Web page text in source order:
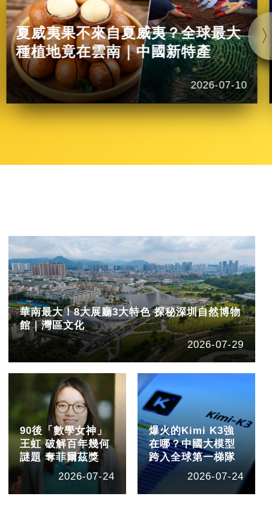
夏威夷果不來自夏威夷？全球最大
種植地竟在雲南｜中國新特產
2026-07-10
華南最大！8大展廳3大特色 探秘深圳自然博物
館｜灣區文化
2026-07-29
90後「數學女神」
王虹 破解百年幾何
謎題 奪菲爾茲獎
2026-07-24
爆火的Kimi K3強
在哪？中國大模型
跨入全球第一梯隊
2026-07-24